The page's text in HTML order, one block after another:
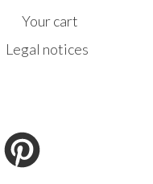
Your cart
Legal notices